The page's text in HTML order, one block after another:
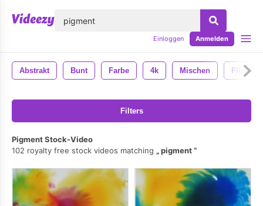
Einloggen Anmelden
Abstrakt Bunt Farbe 4k Mischen
Filters
Pigment Stock-Video
102 royalty free stock videos matching
pigment